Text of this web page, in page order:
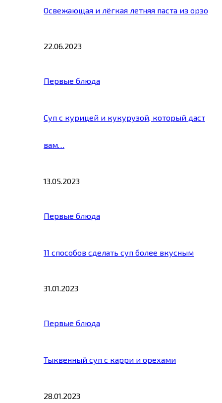
Освежающая и лёгкая летняя паста из орзо
22.06.2023
Первые блюда
Суп с курицей и кукурузой, который даст
вам…
13.05.2023
Первые блюда
11 способов сделать суп более вкусным
31.01.2023
Первые блюда
Тыквенный суп с карри и орехами
28.01.2023